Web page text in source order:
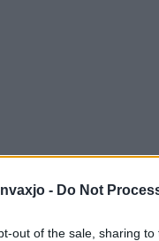
- Do Not
out of the sale, sharing